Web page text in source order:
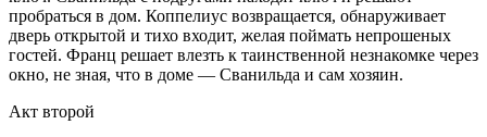
пробраться в дом. Коппелиус возвращается, обнаруживает
дверь открытой и тихо входит, желая поймать непрошеных
гостей. Франц решает влезть к таинственной незнакомке через
окно, не зная, что в доме — Сванильда и сам хозяин.
Акт второй